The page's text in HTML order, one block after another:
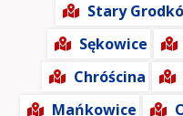
Stary
Sękowice
Chróścina
Mańkowice